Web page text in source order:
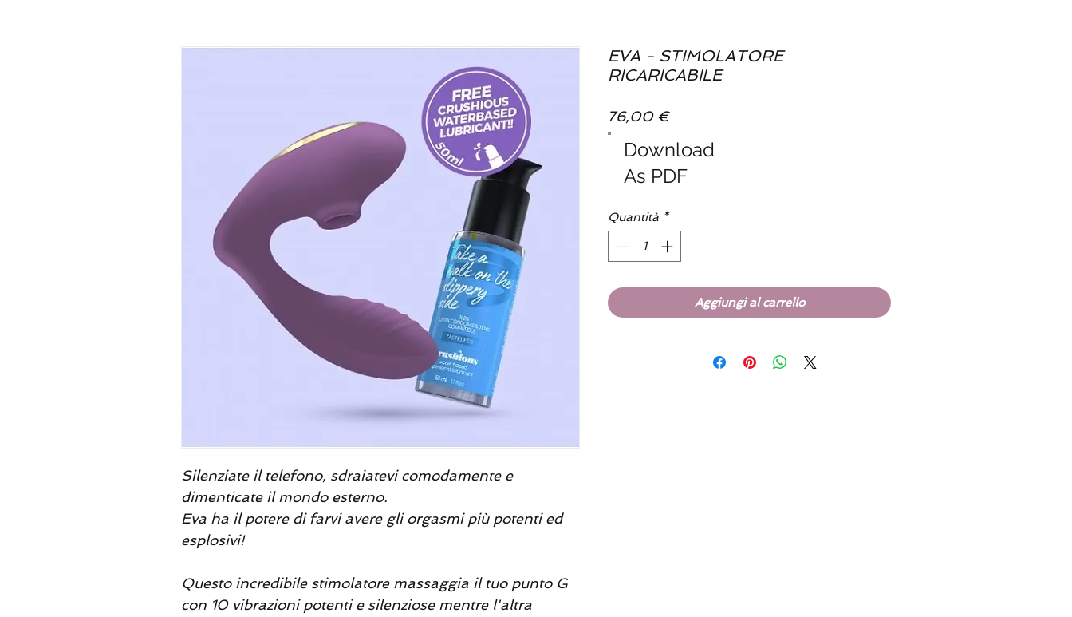
Silenziate il telefono, sdraiatevi comodamente e
dimenticate il mondo esterno.
Eva ha il potere di farvi avere gli orgasmi più potenti ed
esplosivi!
Questo incredibile stimolatore massaggia il tuo punto G
con 10 vibrazioni potenti e silenziose mentre l'altra
EVA - STIMOLATORE
RICARICABILE
76,00 €Prezzo
Download
As PDF
Quantità *
Aggiungi al carrello